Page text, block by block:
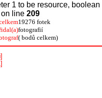
1 to be resource,
on line 209
19276 fotek
fotografií
( bodů celkem)